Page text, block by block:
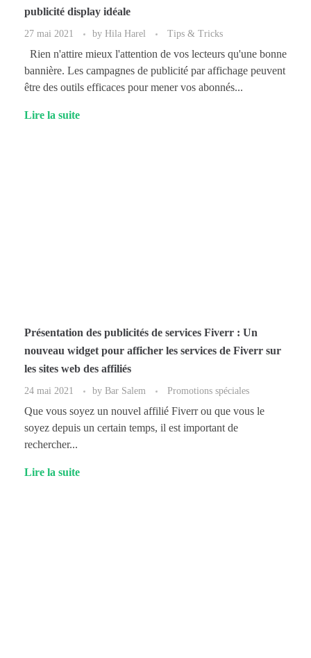
publicité display idéale
27 mai 2021 by Hila Harel Tips & Tricks
Rien n'attire mieux l'attention de vos lecteurs qu'une bonne
bannière. Les campagnes de publicité par affichage peuvent
être des outils efficaces pour mener vos abonnés...
Lire la suite
Présentation des publicités de services Fiverr : Un
nouveau widget pour afficher les services de Fiverr sur
les sites web des affiliés
24 mai 2021 by Bar Salem Promotions spéciales
Que vous soyez un nouvel affilié Fiverr ou que vous le
soyez depuis un certain temps, il est important de
rechercher...
Lire la suite